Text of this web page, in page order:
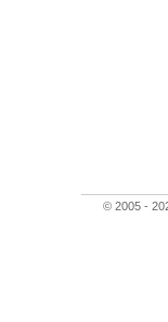
© 2005 -